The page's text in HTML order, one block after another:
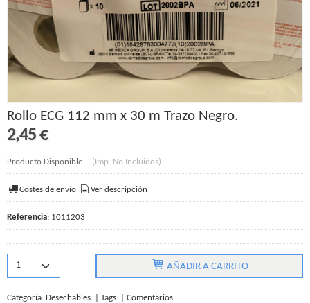
Rollo ECG 112 mm x 30 m Trazo Negro.
2,45 €
Producto Disponible - (Imp. No Incluidos)
Costes de envío Ver descripción
Referencia: 1011203
AÑADIR A CARRITO
Categoría: Desechables. Tags: Comentarios